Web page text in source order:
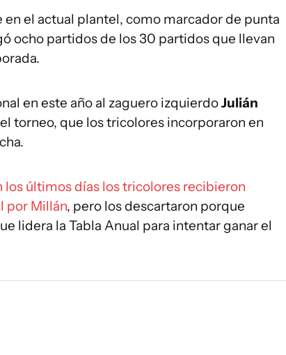
el actual plantel, como marcador de punta
ocho partidos de los 30 partidos que llevan
en este año al zaguero izquierdoJulián
torneo, que los tricolores incorporaron en
últimos días los tricolores recibieron
por Millán, pero los descartaron porque
lidera la Tabla Anual para intentar ganar el